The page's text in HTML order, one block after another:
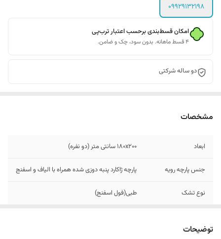
09929132198
امکان قسط‌بندی برحسب اعتبار ترب‌پی
۴ قسط ماهانه. بدون سود، چک و ضامن.
دو ساله شرکتی
مشخصات
ابعاد ۱۸۰x200 سانتی متر (دو نفره)
جنس پارچه رویه پارچه ژاکارد پنبه دوزی شده همراه با الیاف و اسفنج
نوع تشک طبی(فول اسفنج)
توضیحات